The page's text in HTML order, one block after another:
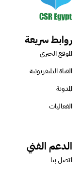
روابط سريعة
الموقع الخبري
القناة التليفزيونية
المدونة
الفعاليات
الدعم الفني
اتصل بنا